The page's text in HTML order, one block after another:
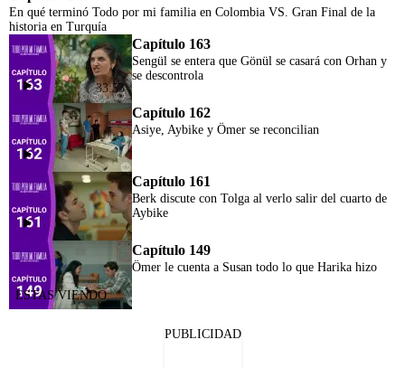
En qué terminó Todo por mi familia en Colombia VS. Gran Final de la
historia en Turquía
33:53
Capítulo 163
Sengül se entera que Gönül se casará con Orhan y
se descontrola
Capítulo 162
Asiye, Aybike y Ömer se reconcilian
Capítulo 161
Berk discute con Tolga al verlo salir del cuarto de
Aybike
Capítulo 149
Ömer le cuenta a Susan todo lo que Harika hizo
PUBLICIDAD